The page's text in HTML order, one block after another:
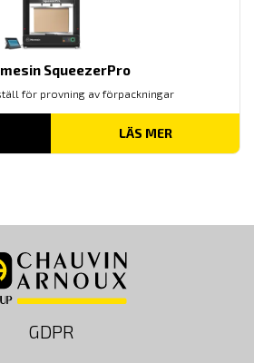
SqueezerPro
för provning av förpackningar
LÄS MER
GDPR